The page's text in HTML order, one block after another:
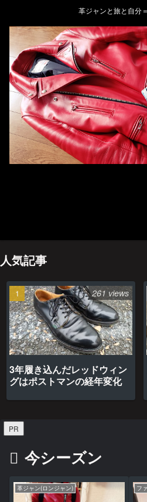
革ジャンと旅と自分
人気記事
3年履き込んだレッドウィン
グはポストマンの経年変化
261 views
PR
今シーズン
革ジャン(ロンジャン) フ